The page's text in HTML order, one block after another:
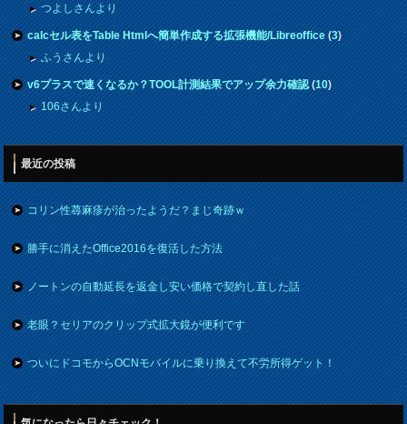
つよしさんより
calcセル表をTable Htmlへ簡単作成する拡張機能/Libreoffice(3)
ふうさんより
v6プラスで速くなるか？TOOL計測結果でアップ余力確認(10)
106さんより
最近の投稿
コリン性蕁麻疹が治ったようだ？まじ奇跡ｗ
勝手に消えたOffice2016を復活した方法
ノートンの自動延長を返金し安い価格で契約し直した話
老眼？セリアのクリップ式拡大鏡が便利です
ついにドコモからOCNモバイルに乗り換えて不労所得ゲット！